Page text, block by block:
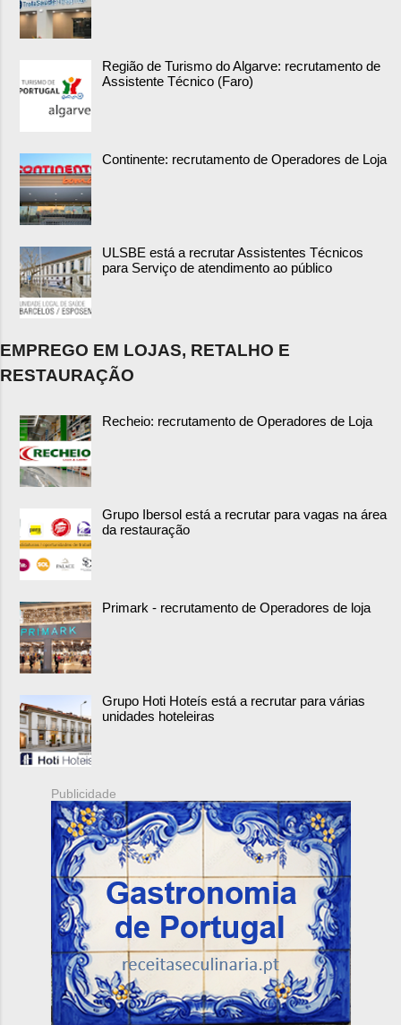
Região de Turismo do Algarve: recrutamento de
Assistente Técnico (Faro)
Continente: recrutamento de Operadores de Loja
ULSBE está a recrutar Assistentes Técnicos
para Serviço de atendimento ao público
EMPREGO EM LOJAS, RETALHO E
RESTAURAÇÃO
Recheio: recrutamento de Operadores de Loja
Grupo Ibersol está a recrutar para vagas na área
da restauração
Primark - recrutamento de Operadores de loja
Grupo Hoti Hoteís está a recrutar para várias
unidades hoteleiras
Publicidade